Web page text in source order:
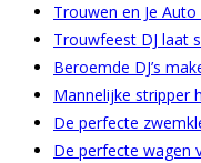
Trouwen en Je Auto
Trouwfeest DJ laat
Beroemde DJ’s
Mannelijke stripper
De perfecte
De perfecte wagen